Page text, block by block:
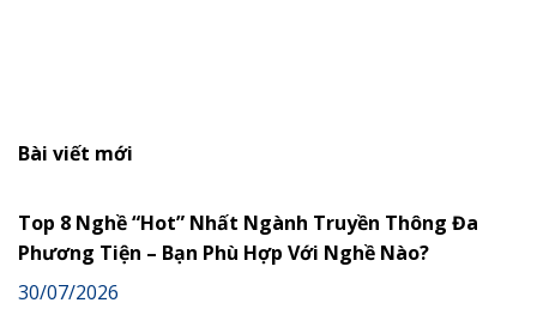
Bài viết mới
Top 8 Nghề “Hot” Nhất Ngành Truyền Thông Đa
Phương Tiện – Bạn Phù Hợp Với Nghề Nào?
30/07/2026